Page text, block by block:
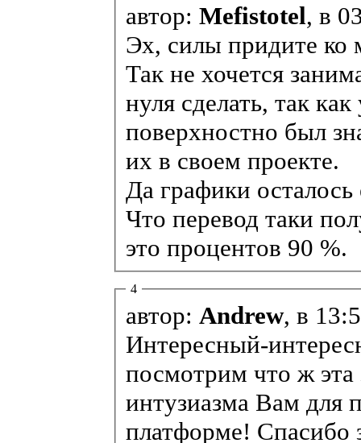
автор: Mefistotel, в
Эх, силы придите ко
Так не хочется
нуля сделать, так
поверхностно был
их в своем проекте.
Да графики
Что перевод таки
это процентов 90 %.
4
автор: Andrew, в
Интересный-
посмотрим что ж эта
интузиазма Вам для
платформе! Спасибо